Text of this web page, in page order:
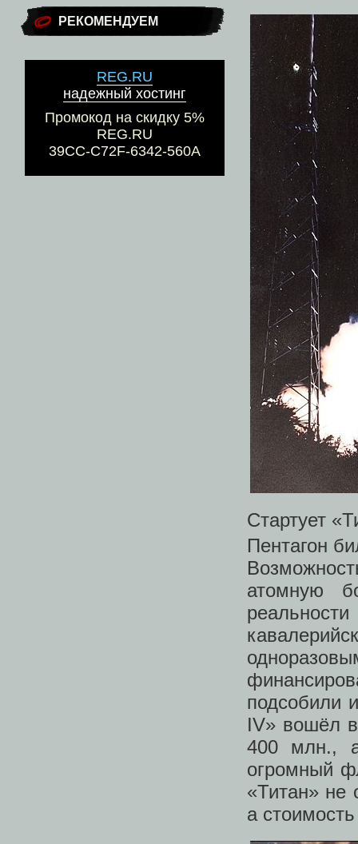
РЕКОМЕНДУЕМ
REG.RU
надежный хостинг
Промокод на скидку 5%
REG.RU
39CC-C72F-6342-560A
Стартует
Пентагон
атомную
подсобили
IV» вошёл
400 млн.,
огромный
«Титан» не
а